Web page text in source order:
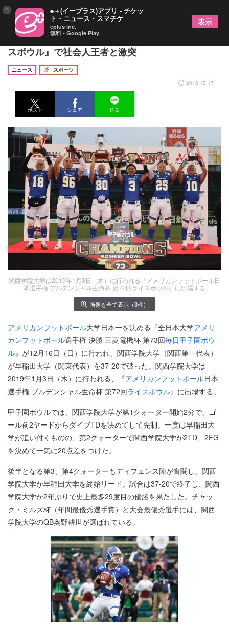
『甲子園ボウル』を関西学院大学が制覇！ 『ライ
スボウル』で社会人王者と激突
ニュース
スポーツ
2018.12.17
ポスト シェア 送る
関西学院大学は2019年1月3日（木）に行われる『アメリカンフットボール日
本選手権 プルデンシャル生命杯 第72回ライスボウル』に出場する
画像を全て表示（3件）
アメリカンフットボール大学日本一を決める『全日本大学アメリ
カンフットボール選手権 決勝 三菱電機杯 第73回毎日甲子園ボウ
ル』が12月16日（日）に行われ、関西学院大学（関西第一代表）
が早稲田大学（関東代表）を37-20で破った。関西学院大学は
2019年1月3日（木）に行われる、『アメリカンフットボール日本
選手権 プルデンシャル生命杯 第72回ライスボウル』に出場する。
甲子園ボウルでは、関西学院大学が第1クォーター開始2分で、ゴ
ール前2ヤードからダイブTDを決めてして先制。一度は早稲田大
学が追い付くものの、第2クォーターで関西学院大学が2TD、2FG
を決めて一気に20点差をつけた。
後半となる第3、第4クォーターもディフェンス陣が奮闘し、関西
学院大学が早稲田大学を終始リード。試合は37-20で終了し、関西
学院大学が2年ぶりで史上最多29度目の優勝を果たした。チャッ
ク・ミルズ杯（年間最優秀選手賞）と大会最優秀選手には、関西
学院大学のQB奥野耕世が選ばれている。
× e＋(イープラス)アプリ - チケッ
ト・ニュース・スマチケ
eplus inc.
無料 - Google Play
表示